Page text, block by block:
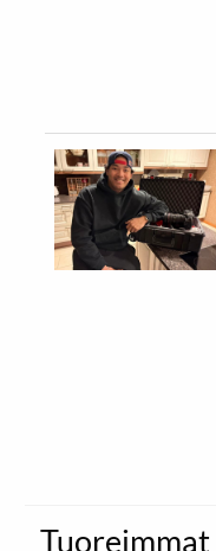
Tuoreimmat